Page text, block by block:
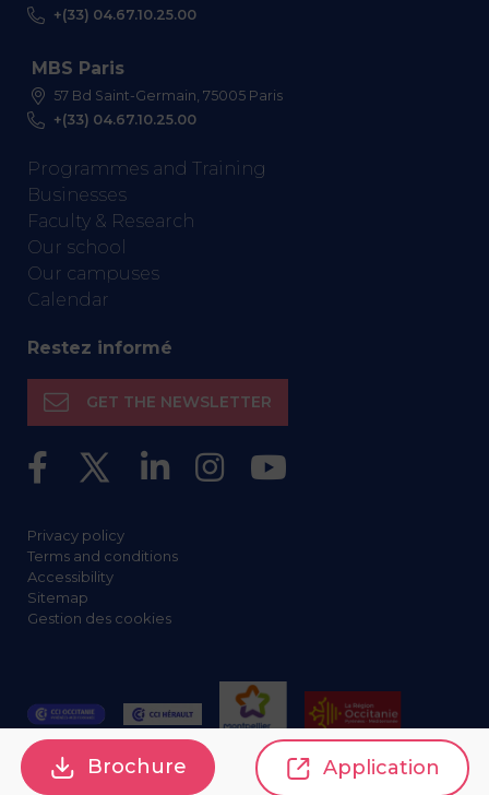
+(33) 04.67.10.25.00
MBS Paris
57 Bd Saint-Germain, 75005 Paris
+(33) 04.67.10.25.00
Programmes and Training
Businesses
Faculty & Research
Our school
Our campuses
Calendar
Restez informé
GET THE NEWSLETTER
Privacy policy
Terms and conditions
Accessibility
Sitemap
Gestion des cookies
Brochure Application